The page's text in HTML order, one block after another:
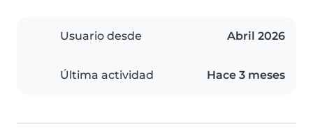
Usuario desde Abril 2026
Última actividad Hace 3 meses